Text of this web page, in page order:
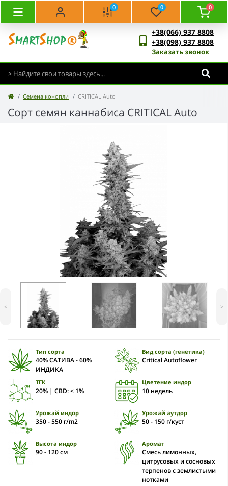
0 0 0
+38(066) 937 8808
+38(098) 937 8808
Заказать звонок
Семена конопли CRITICAL Auto
Сорт семян каннабиса CRITICAL Auto
< >
Тип сорта
40% САТИВА - 60%
ИНДИКА
Вид сорта (генетика)
Critical Autoflower
ТГК
20% | CBD: < 1%
Цветение индор
10 недель
Урожай индор
350 - 550 г/m2
Урожай аутдор
50 - 150 г/куст
Высота индор
90 - 120 cм
Аромат
Смесь лимонных,
цитрусовых и сосновых
терпенов с землистыми
нотками